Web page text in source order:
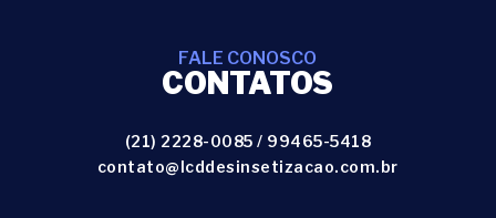
FALE CONOSCO
CONTATOS
(21) 2228-0085 / 99465-5418
contato@lcddesinsetizacao.com.br